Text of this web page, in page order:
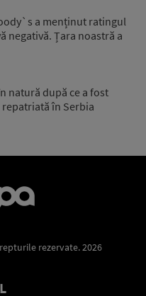
a menținut ratingul
negativă. Țara noastră a
natură după ce a fost
în Serbia
rezervate. 2026